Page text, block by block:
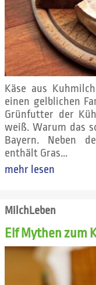
Käse aus
einen gelblichen
Grünfutter der
weiß. Warum das
Bayern. Neben
enthält Gras...
mehr lesen
Elf Mythen zum
MilchLeben